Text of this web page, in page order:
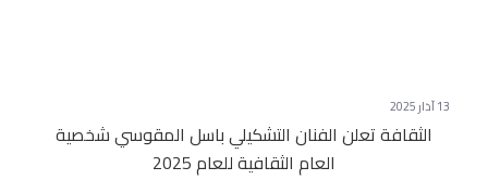
13 آذار 2025
الثقافة تعلن الفنان التشكيلي باسل المقوسي شخصية
العام الثقافية للعام 2025